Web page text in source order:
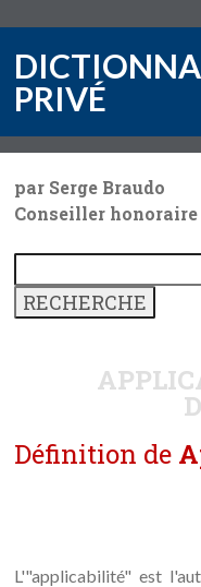
PRIVÉ
par Serge Braudo
Conseiller
Définition de
L'"applicabilité" est